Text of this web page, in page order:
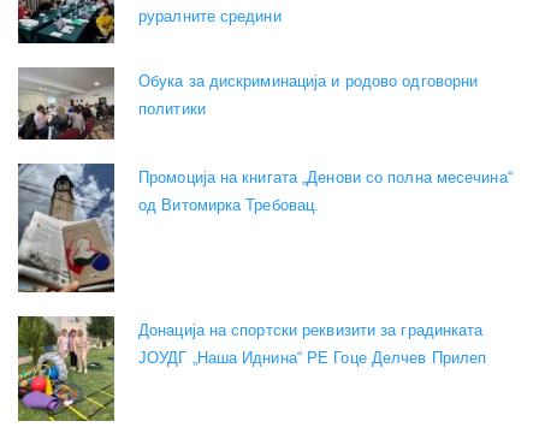
руралните средини
Обука за дискриминација и родово одговорни
политики
Промоција на книгата „Денови со полна месечина“
од Витомирка Требовац.
Донација на спортски реквизити за градинката
ЈОУДГ „Наша Иднина“ РЕ Гоце Делчев Прилеп